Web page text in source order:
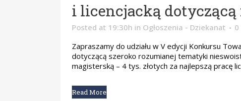
i licencjacką
Posted at 19:30h in Ogłoszenia - Dziekanat 0
Zapraszamy do udziału w V edycji Konkursu
dotyczącą szeroko rozumianej tematyki
magisterską – 4 tys. złotych za najlepszą pracę
Read More